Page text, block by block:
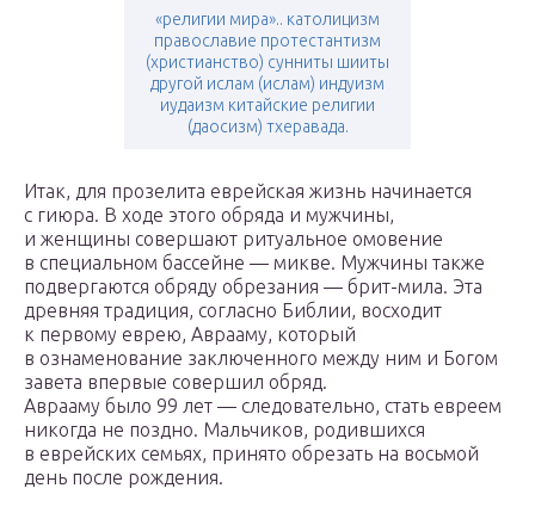
«религии мира».. католицизм
православие протестантизм
(христианство) сунниты шииты
другой ислам (ислам) индуизм
иудаизм китайские религии
(даосизм) тхеравада.
Итак, для прозелита еврейская жизнь начинается
с гиюра. В ходе этого обря­да и мужчины,
и женщины совершают ритуальное омовение
в специальном бас­сейне — микве. Мужчины также
подвергаются обряду обрезания — брит-мила. Эта
древняя традиция, согласно Библии, восходит
к первому еврею, Аврааму, который
в ознаменование заключенного между ним и Богом
завета впервые совершил обряд.
Аврааму было 99 лет — следовательно, стать евреем
никогда не поздно. Мальчиков, родившихся
в еврейских семьях, принято обрезать на восьмой
день после рождения.